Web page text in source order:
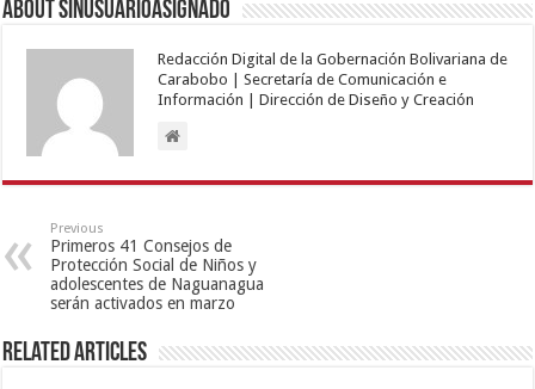
About sinusuarioasignado
Redacción Digital de la Gobernación Bolivariana de
Carabobo | Secretaría de Comunicación e
Información | Dirección de Diseño y Creación
Previous
Primeros 41 Consejos de
Protección Social de Niños y
adolescentes de Naguanagua
serán activados en marzo
Related Articles